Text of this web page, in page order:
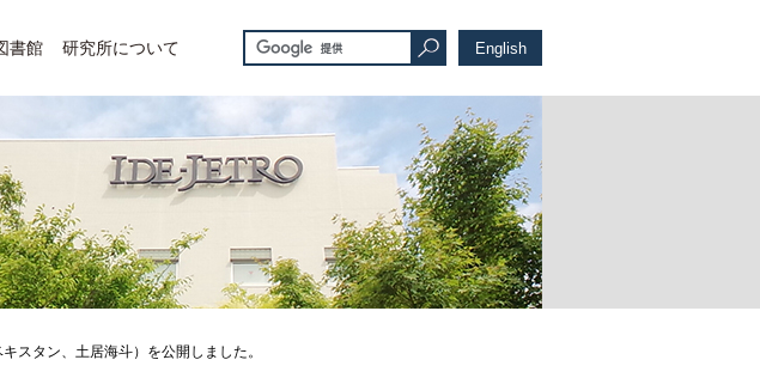
書館 研究所について English
スタン、土居海斗）を公開しました。